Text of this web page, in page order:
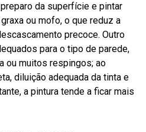
da superfície e pintar
ou mofo, o que reduz a
precoce. Outro
para o tipo de parede,
ou muitos respingos; ao
diluição adequada da tinta e
a pintura tende a ficar mais